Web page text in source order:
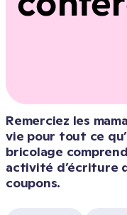
Remerciez les
vie pour tout ce
bricolage
activité d’écriture
coupons.